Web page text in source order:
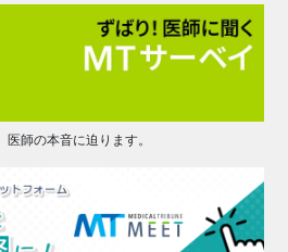
師の本音に迫ります。